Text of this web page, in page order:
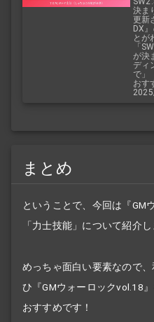
決ま
更新
DX
とが
「
が決
ディ
で」
おす
まとめ
ということで、今回は『GM
「力士技能」について紹介し
めっちゃ面白い要素なので
ひ『GMウォーロックvol.18
おすすめです！